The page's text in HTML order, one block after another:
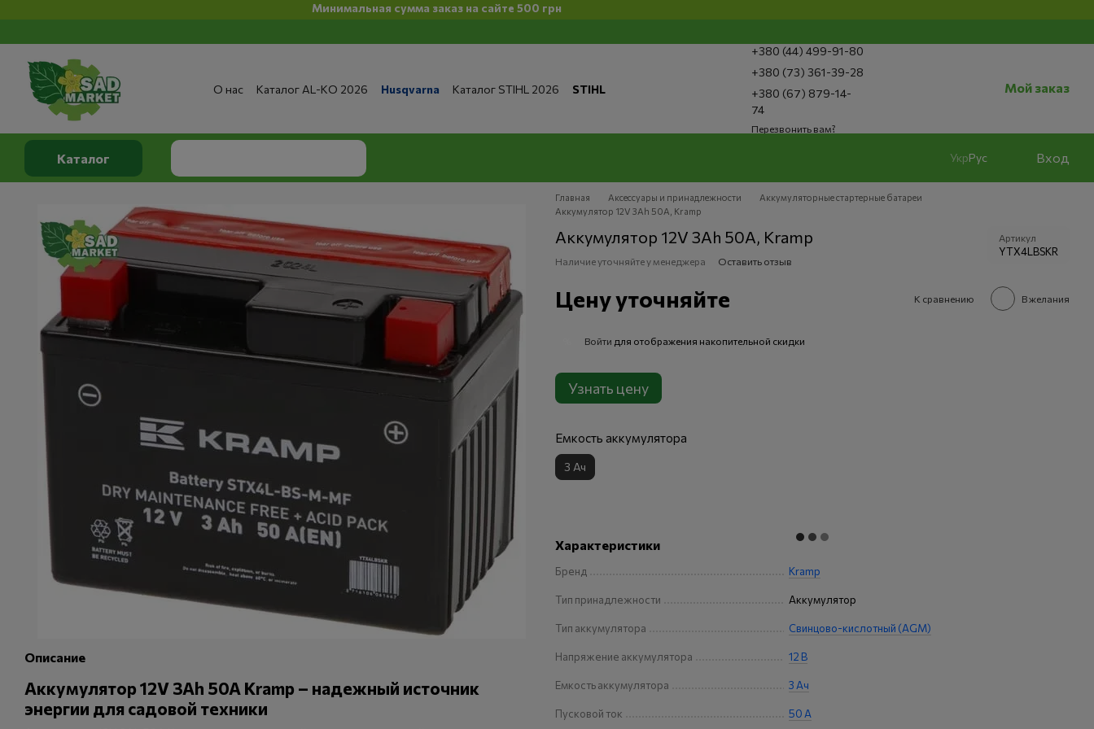
Минимальная сумма заказ на сайте 500 грн
О нас Каталог AL-KO 2026 Husqvarna Каталог STIHL 2026
STIHL
Публичный договор
Политика конфиденциальности
+380 (44) 499-91-80
+380 (73) 361-39-28
+380 (67) 879-14-
74
Перезвонить вам?
Мой заказ
Каталог УкрРус Вход
Описание
Аккумулятор 12V 3Ah 50A Kramp – надежный источник
энергии для садовой техники
Главная Аксессуары и принадлежности
Аккумуляторные стартерные батареи
Аккумулятор 12V 3Ah 50A, Kramp
Аккумулятор 12V 3Ah 50A, Kramp Артикул
YTX4LBSKR
Наличие уточняйте у менеджера Оставить отзыв
Цену уточняйте К сравнению В желания
Войти для отображения накопительной скидки
Узнать цену
Емкость аккумулятора
3 Ач
Характеристики
Бренд Kramp
Тип принадлежности Аккумулятор
Тип аккумулятора Свинцово-кислотный (AGM)
Напряжение аккумулятора 12 В
Емкость аккумулятора 3 Ач
Пусковой ток 50 А